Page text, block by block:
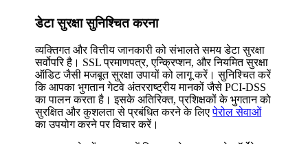
डेटा सुरक्षा सुनिश्चित करना
व्यक्तिगत और वित्तीय जानकारी को संभालते समय डेटा सुरक्षा
सर्वोपरि है। SSL प्रमाणपत्र, एन्क्रिप्शन, और नियमित सुरक्षा
ऑडिट जैसी मजबूत सुरक्षा उपायों को लागू करें। सुनिश्चित करें
कि आपका भुगतान गेटवे अंतरराष्ट्रीय मानकों जैसे PCI-DSS
का पालन करता है। इसके अतिरिक्त, प्रशिक्षकों के भुगतान को
सुरक्षित और कुशलता से प्रबंधित करने के लिएपेरोल सेवाओं
का उपयोग करने पर विचार करें।